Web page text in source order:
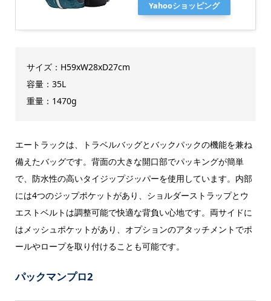
Yahooショッピング
サイズ：H59xW28xD27cm
容量：35L
重量：1470g
エートラックは、トラベルバッグとバックパックの機能を兼ね
備えたバッグです。背面の大きな開口部でパッキングが簡単
で、防水性の高いタイジップジッパーを使用しています。内部
には4つのジップポケットがあり、ショルダーストラップとウ
エストベルトは調整可能で快適な背負い心地です。両サイドに
はメッシュポケットがあり、オプションのアタッチメントでポ
ールやロープを取り付けることも可能です。
パックマンプロ2